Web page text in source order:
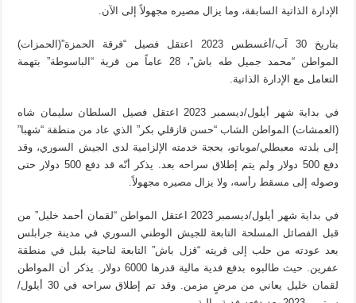
الإدارة الذاتية السابقة، وما يزال مصيره مجهولاً إلى الآن.
بتاريخ 30 آب/أغسطس 2023 اعتقل فصيل “فرقة الحمزة”(الحمزات)
المواطن “محمد جميل طه باش”، 28 عاماً من قرية “الباسوطة” بتهمة
التعامل مع الإدارة الذاتية.
في بداية شهر أيلول/ديسمبر 2023 اعتقل فصيل السلطان سليمان شاه
(العمشات) المواطن الشاب “حسن قازقلي بكر” الذي عاد من منطقة “شهبا”
إلى بلدته معبطلي/موباتو، بحجة خدمته الإلزامية لدى الجيش السوري، وقد
دفع 500 دولار ولم يتم إطلاق سراحه بعد. يذكر أنّه قد دفع 500 دولار حتى
وصوله إلى مسقط رأسه، ولا يزال مصيره مجهولاً.
في بداية شهر أيلول/ديسمبر 2023 اعتقل المواطن “لقمان أحمد خليل” من
قبل الفصائل المسلحة التابعة للجيش الوطني السوري في مدينة جرابلس
بعد عودته من حلب إلى قريته “قزل باش” التابعة لناحية بلبل في منطقة
عفرين. حيث طالبوه بدفع فدية مالية قدرها 6000 دولار. يذكر أن المواطن
لقمان خليل يعاني من مرضٍ مزمن. وقد تم إطلاق سراحه في 30 أيلول/